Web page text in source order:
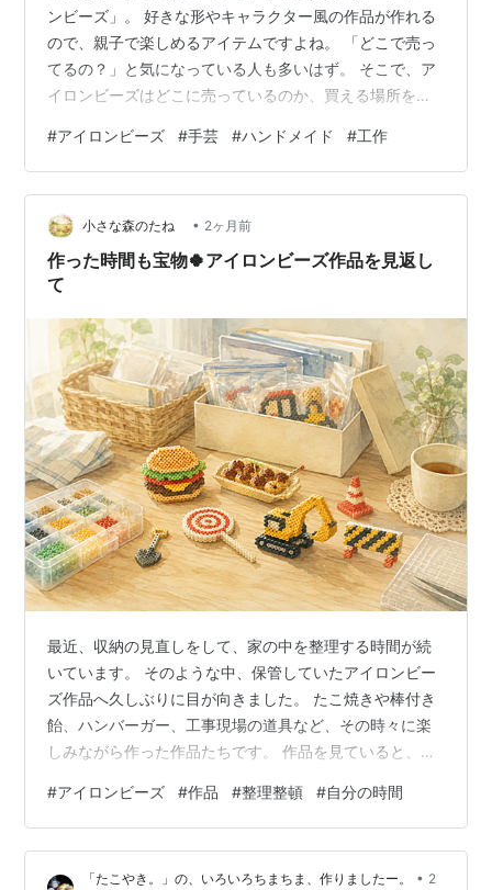
ンビーズ」。 好きな形やキャラクター風の作品が作れる
ので、親子で楽しめるアイテムですよね。 「どこで売っ
てるの？」と気になっている人も多いはず。 そこで、ア
イロンビーズはどこに売っているのか、買える場所を詳
店舗による△ 西松屋 基本的に取り扱いなし イオン 販売
あり 100均ダイソー 販売あり少量で試しやすい トイザら
ス 販売ありセット商品もあり ユザワヤ 販売あり店舗受
け取りできる商品もあり ホームセンター 店舗による△
通販Amazon楽天など 販売あり種類豊富ポイント還元あ
り ※販売…
#アイロンビーズ #手芸 #ハンドメイド #工作
小さな森のたね • 2ヶ月前
作った時間も宝物🍀アイロンビーズ作品を見返し
て
最近、収納の見直しをして、家の中を整理する時間が続
いています。 そのような中、保管していたアイロンビー
ズ作品へ久しぶりに目が向きました。 たこ焼きや棒付き
飴、ハンバーガー、工事現場の道具など、その時々に楽
しみながら作った作品たちです。 作品を見ていると、完
します。 「次は何を作ろうかな」 「どうしたらそれらし
く見えるかな」 そんなことを考えながら、夢中になって
作っていました。 改めて見返してみると、作ることが好
きな気持ちは今も変わっていないなと感じました。 これ
#アイロンビーズ #作品 #整理整頓 #自分の時間
「たこやき。」の、いろいろちまちま、作りましたー。 • 2